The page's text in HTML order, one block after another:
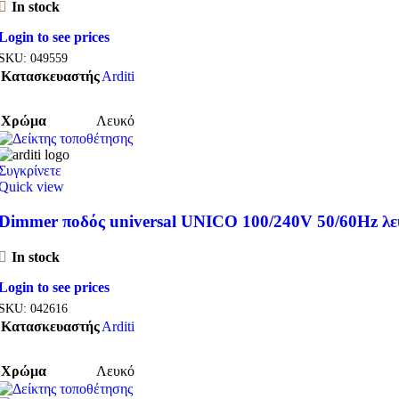
In stock
to see prices
049559
ΚατασκευαστήςArditi
Χρώμα Λευκό
view
ποδός universal UNICO 100/240V 50/60Hz
In stock
to see prices
042616
ΚατασκευαστήςArditi
Χρώμα Λευκό